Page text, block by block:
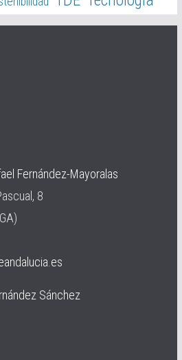
Fernández-Mayoralas
8
Sánchez